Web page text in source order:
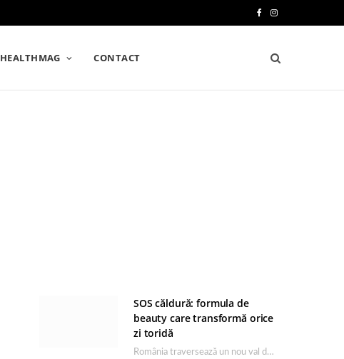
e
I
s
t
HEALTHMAG CONTACT
SOS căldură: formula de
beauty care transformă orice
zi toridă
România traversează un nou val de căldură, iar rutina de îngrijire capătă un rol esențial…